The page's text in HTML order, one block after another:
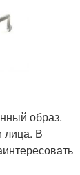
образ.
лица. В